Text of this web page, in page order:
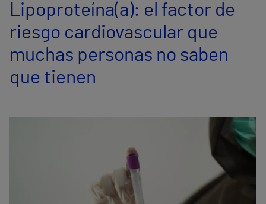
Servicios de salud
Equipo médico y asistencial
Lipoproteína(a): el factor de
riesgo cardiovascular que
muchas personas no saben
que tienen